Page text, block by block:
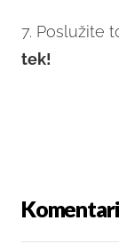
7. Poslužite
tek!
Komentari